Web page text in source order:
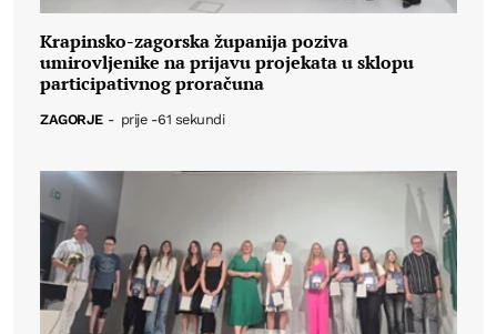
Krapinsko-zagorska županija poziva
umirovljenike na prijavu projekata u sklopu
participativnog proračuna
ZAGORJE - prije -61 sekundi